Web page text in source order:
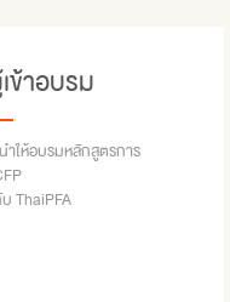
ข้าอบรม
ำให้อบรมหลักสูตรการ
ThaiPFA